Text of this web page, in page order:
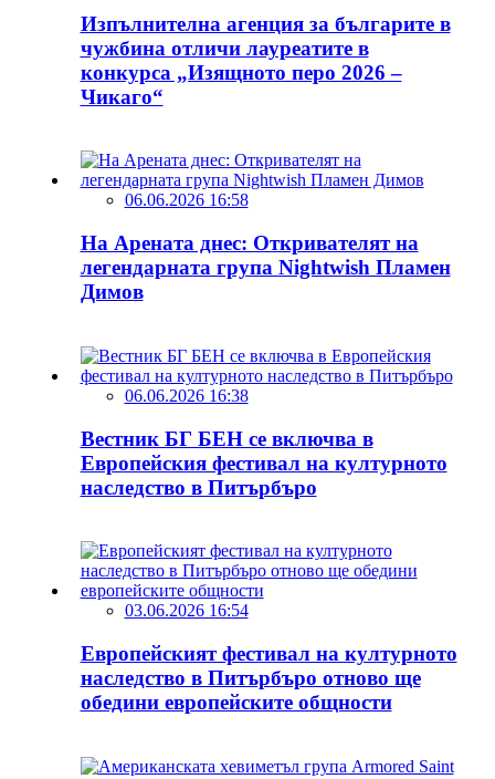
Изпълнителна агенция за българите в
чужбина отличи лауреатите в
конкурса „Изящното перо 2026 –
Чикаго“
06.06.2026 16:58
На Арената днес: Откривателят на
легендарната група Nightwish Пламен
Димов
06.06.2026 16:38
Вестник БГ БЕН се включва в
Европейския фестивал на културното
наследство в Питърбъро
03.06.2026 16:54
Европейският фестивал на културното
наследство в Питърбъро отново ще
обедини европейските общности